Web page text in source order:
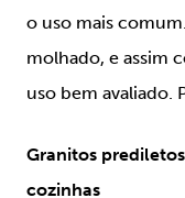
o uso mais
molhado, e assim
uso bem avaliado.
Granitos
cozinhas